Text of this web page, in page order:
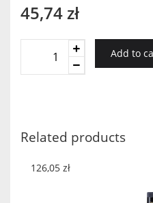
45,74zł
quantity
Add to
Related products
126,05 zł